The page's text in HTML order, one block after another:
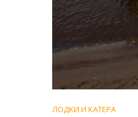
ЛОДКИ И КАТЕРА